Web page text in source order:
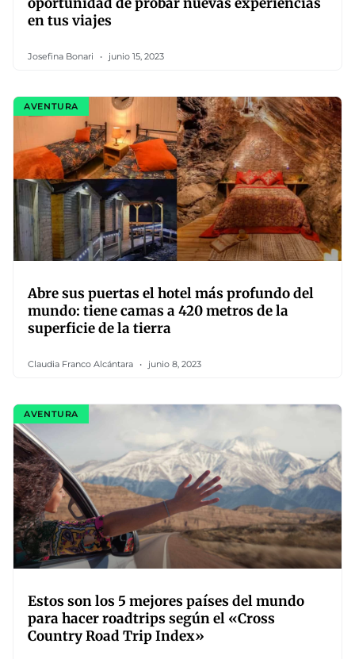
en tus viajes
Josefina Bonari junio 15, 2023
AVENTURA
Abre sus puertas el hotel más profundo del
mundo: tiene camas a 420 metros de la
superficie de la tierra
Claudia Franco Alcántara junio 8, 2023
AVENTURA
Estos son los 5 mejores países del mundo
para hacer roadtrips según el «Cross
Country Road Trip Index»